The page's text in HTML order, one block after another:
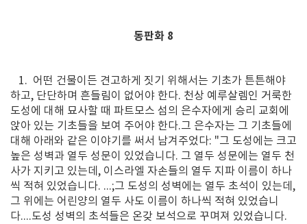
동판화 8
1. 어떤 건물이든 견고하게 짓기 위해서는 기초가 튼튼해야
하고, 단단하며 흔들림이 없어야 한다. 천상 예루살렘인 거룩한
도성에 대해 묘사할 때 파트모스 섬의 은수자에게 승리 교회에
앉아 있는 기초들을 보여 주어야 한다.그 은수자는 그 기초들에
대해 아래와 같은 이야기를 써서 남겨주었다: "그 도성에는 크고
높은 성벽과 열두 성문이 있었습니다. 그 열두 성문에는 열두 천
사가 지키고 있는데, 이스라엘 자손들의 열두 지파 이름이 하나
씩 적혀 있었습니다. ...;그 도성의 성벽에는 열두 초석이 있는데,
그 위에는 어린양의 열두 사도 이름이 하나씩 적혀 있었습니
다....도성 성벽의 초석들은 온갖 보석으로 꾸며져 있었습니다.